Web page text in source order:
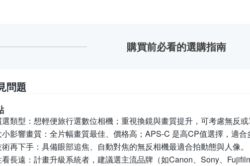
購買前必看的選購指南
問題
類型： 想輕便旅行選數位相機；重視換鏡與畫質提升，可考慮無反或
影響畫質： 全片幅畫質最佳、價格高；APS-C 是高CP值選擇，適合
再下手： 具備眼部追焦、自動對焦的無反相機最適合拍動態與人像。
長遠： 計畫升級系統者，建議選主流品牌（如Canon、Sony、